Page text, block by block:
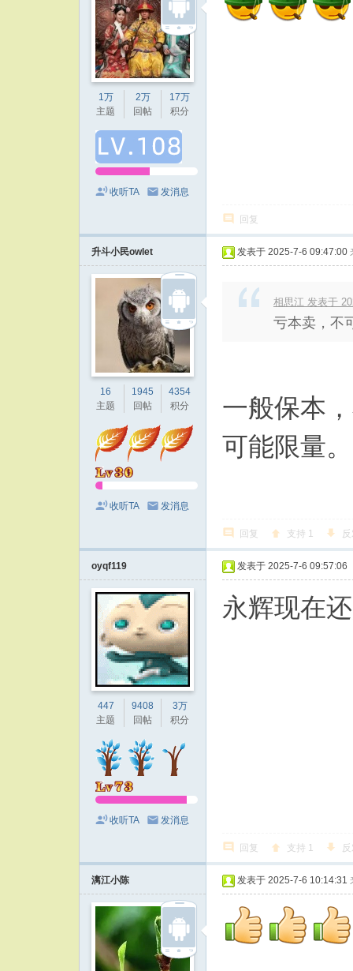
1万
主题
2万
回帖
17万
积分
收听TA 发消息
回复
升斗小民owlet
16
主题
1945
回帖
4354
积分
收听TA 发消息
发表于 2025-7-6 09:47:00
相思江 发表于
亏本卖，不
一般保本
可能限量。
回复 支持 1
oyqf119
447
主题
9408
回帖
3万
积分
收听TA 发消息
发表于 2025-7-6 09:57:06
永辉现在
回复 支持 1
漓江小陈 发表于 2025-7-6 10:14:31